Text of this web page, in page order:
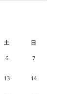
土 日
6 7
13 14